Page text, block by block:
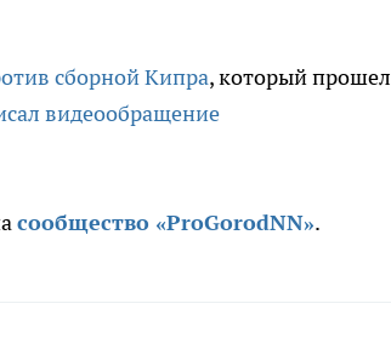
сборной Кипра, который прошел
видеообращение
сообщество «ProGorodNN».